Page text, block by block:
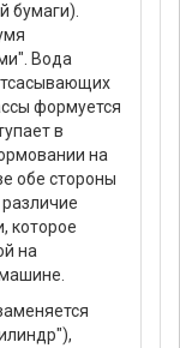
бумаги).
Вода
формуется
в
на
обе стороны
которое
на